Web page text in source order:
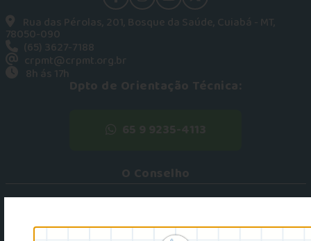
facebookinstagram
youtubeTwitter
Rua das Pérolas, 201, Bosque da Saúde, Cuiabá - MT,
78050-090
(65) 3627-7188
crpmt@crpmt.org.br
8h ás 17h
Dpto de Orientação Técnica:
O Conselho
Plenário